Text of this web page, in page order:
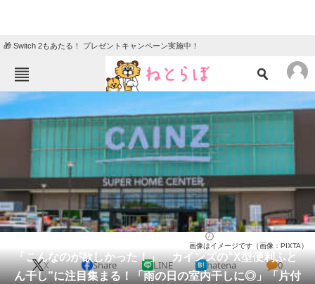
🎁 Switch 2もあたる！ プレゼントキャンペーン実施中！
ねとらぼメニュー
TOP ニュース
クイズ
住まい 教育・育児
動物 リサーチ
会員記事
「こんなのが欲しかった！」 カインズの“X型便利ふと
ん干し”に注目集まる！「雨の日の室内干しに◎」「片付
画像はイメージです（画像：PIXTA）
X Share LINE hatena 0